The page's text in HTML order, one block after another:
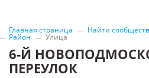
Главная страница Найти
Район Улица
6-Й
ПЕРЕУЛОК